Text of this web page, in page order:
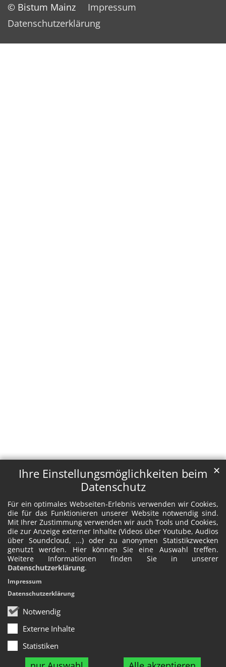
Ihre Einstellungsmöglichkeiten beim
Datenschutz
Für ein optimales Webseiten-Erlebnis verwenden wir Cookies,
die für das Funktionieren unserer Website notwendig sind.
Mit Ihrer Zustimmung verwenden wir auch Tools und Cookies,
die zur Anzeige externer Inhalte (Videos über Youtube, Audios
über Soundcloud, ...) oder zu anonymen Statistikzwecken
genutzt werden. Hier können Sie eine Auswahl treffen.
Weitere Informationen finden Sie in unserer
Datenschutzerklärung.
Notwendig
Externe Inhalte
Statistiken
✕
Impressum
Datenschutzerklärung
© Bistum Mainz
Impressum
Datenschutzerklärung